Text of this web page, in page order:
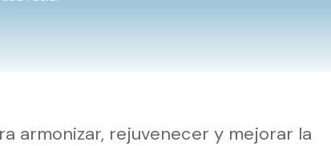
armonizar, rejuvenecer y mejorar la